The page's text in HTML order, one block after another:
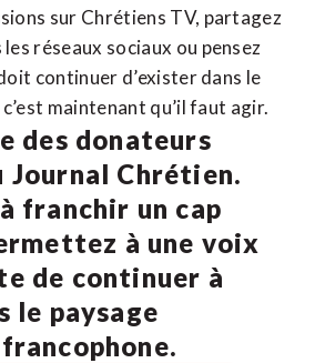
sur Chrétiens TV, partagez
réseaux sociaux ou pensez
continuer d’exister dans le
maintenant qu’il faut agir.
des donateurs
Journal Chrétien.
franchir un cap
à une voix
de continuer à
le paysage